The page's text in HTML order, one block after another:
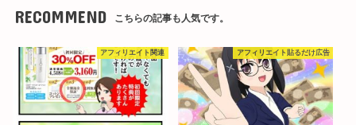
RECOMMEND こちらの記事も人気です。
アフィリエイト関連 アフィリエイト貼るだけ広告